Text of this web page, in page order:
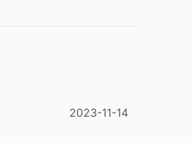
2023-11-14